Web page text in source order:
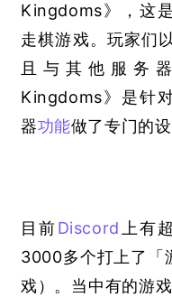
Kingdoms》，这
走棋游戏。玩家们
且与其他服务
Kingdoms》是针
器功能做了专门的设
目前Discord 上有
3000多个打上了「
戏） 。当中有的游